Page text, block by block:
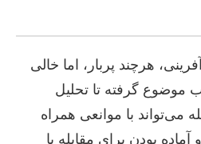
هرچند پربار، اما خالی
موضوع گرفته تا تحلیل
می‌تواند با موانعی همراه
بودن برای مقابله با